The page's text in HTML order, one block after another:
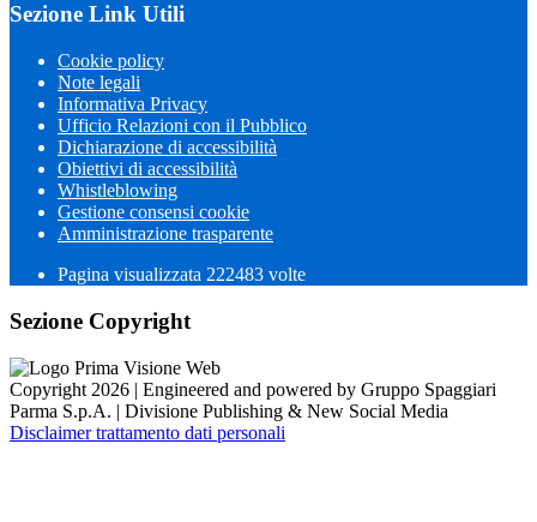
Sezione Link Utili
Cookie policy
Note legali
Informativa Privacy
Ufficio Relazioni con il Pubblico
Dichiarazione di accessibilità
Obiettivi di accessibilità
Whistleblowing
Gestione consensi cookie
Amministrazione trasparente
Pagina visualizzata 222483 volte
Sezione Copyright
Copyright 2026 | Engineered and powered by Gruppo Spaggiari
Parma S.p.A. | Divisione Publishing & New Social Media
Disclaimer trattamento dati personali